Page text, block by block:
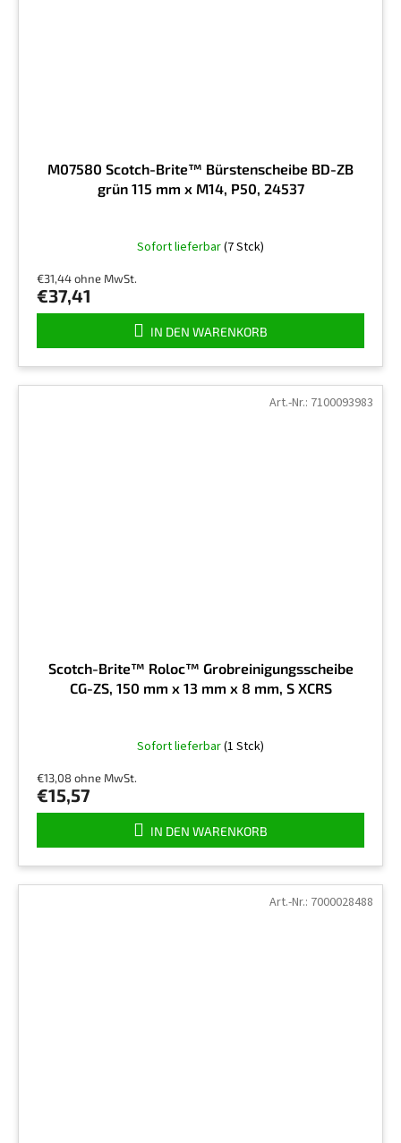
M07580 Scotch-Brite™ Bürstenscheibe BD-ZB
grün 115 mm x M14, P50, 24537
Sofort lieferbar(7 Stck)
€31,44 ohne MwSt.
€37,41
IN DEN WARENKORB
Scotch-Brite™ Roloc™ Grobreinigungsscheibe
CG-ZS, 150 mm x 13 mm x 8 mm, S XCRS
Sofort lieferbar(1 Stck)
€13,08 ohne MwSt.
€15,57
IN DEN WARENKORB
Art.-Nr.: 7100093983
Art.-Nr.: 7000028488